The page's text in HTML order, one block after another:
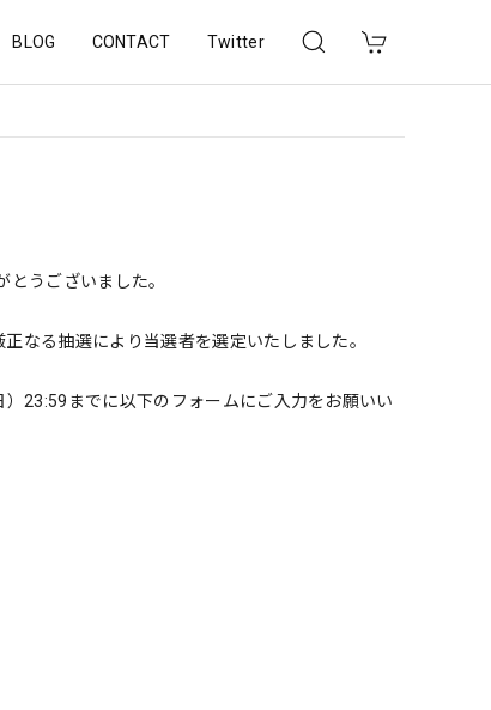
BLOG CONTACT Twitter
うございました。
なる抽選により当選者を選定いたしました。
23:59までに以下のフォームにご入力をお願いい